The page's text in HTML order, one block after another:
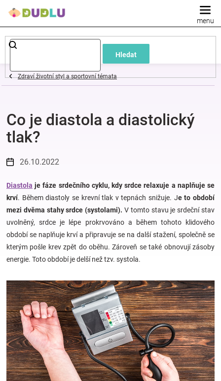
Hledat
Dětské
a
oblečení
Pokojíček
a
kojenecká
výbava
Hračky
zábava
pro
děti
Těhotenské
Zdraví životní styl a sportovní témata
Co je diastola a diastolický
tlak?
26.10.2022
Diastola je fáze srdečního cyklu, kdy srdce relaxuje a naplňuje se
krví. Během diastoly se krevní tlak v tepnách snižuje. Je to období
mezi dvěma stahy srdce (systolami). V tomto stavu je srdeční stav
uvolněný, srdce je lépe prokrvováno a během tohoto klidového
období se naplňuje krví a připravuje se na další stažení, společně se
kterým pošle krev zpět do oběhu. Zároveň se také obnovují zásoby
energie. Toto období je delší než tzv. systola.